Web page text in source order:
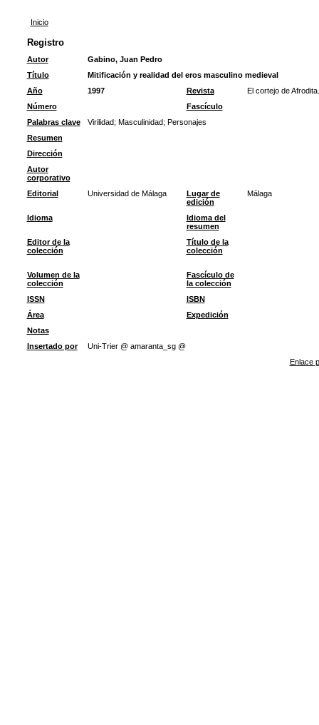
Inicio
Registro
Autor
Gabino, Juan Pedro
Título
Mitificación y realidad del eros masculino medieval
Año
1997 Revista
El cortejo de
Número
Fascículo
Palabras clave
Virilidad; Masculinidad; Personajes
Resumen
Dirección
Autor
corporativo
Editorial
Universidad de Málaga
Lugar de
edición
Málaga
Idioma
Idioma del
resumen
Editor de la
colección
Título de la
colección
Volumen de la
colección
Fascículo de
la colección
ISSN
ISBN
Área
Expedición
Notas
Insertado por
Uni-Trier @ amaranta_sg @
Enlace